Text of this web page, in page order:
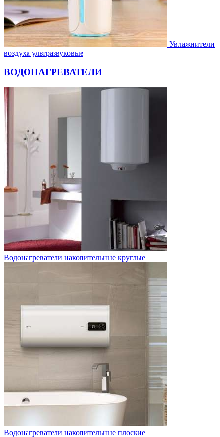
Увлажнители
воздуха ультразвуковые
ВОДОНАГРЕВАТЕЛИ
Водонагреватели накопительные круглые
Водонагреватели накопительные плоские